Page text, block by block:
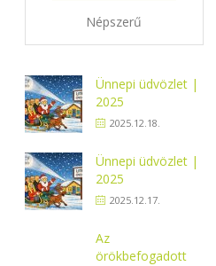
Népszerű
Ünnepi üdvözlet |
2025
2025.12.18.
Ünnepi üdvözlet |
2025
2025.12.17.
Az
örökbefogadott